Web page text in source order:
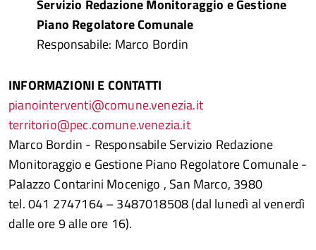
Servizio Redazione Monitoraggio e Gestione
Piano Regolatore Comunale
Responsabile: Marco Bordin
INFORMAZIONI E CONTATTI
pianointerventi@comune.venezia.it
territorio@pec.comune.venezia.it
Marco Bordin - Responsabile Servizio Redazione
Monitoraggio e Gestione Piano Regolatore Comunale -
Palazzo Contarini Mocenigo , San Marco, 3980
tel. 041 2747164 – 3487018508 (dal lunedì al venerdì
dalle ore 9 alle ore 16).